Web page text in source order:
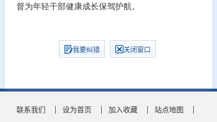
督为年轻干部健康成长保驾护航。
我要纠错 关闭窗口
联系我们 设为首页 加入收藏
站点地图